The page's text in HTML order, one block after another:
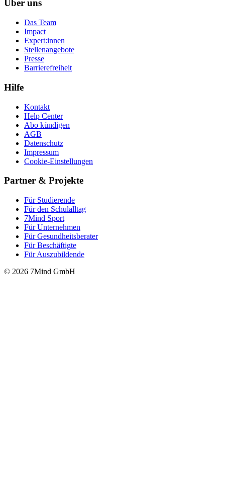
Über uns
Das Team
Impact
Expert:innen
Stellenangebote
Presse
Barrierefreiheit
Hilfe
Kontakt
Help Center
Abo kündigen
AGB
Datenschutz
Impressum
Cookie-Einstellungen
Partner & Projekte
Für Stu­die­rende
Für den Schulalltag
7Mind Sport
Für Unter­neh­men
Für Gesund­heits­be­ra­ter
Für Beschäftigte
Für Auszubildende
© 2026 7Mind GmbH